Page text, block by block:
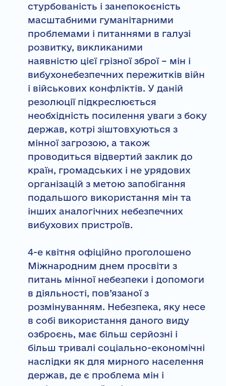
стурбованість і занепокоєність
масштабними гуманітарними
проблемами і питаннями в галузі
розвитку, викликаними
наявністю цієї грізної зброї – мін і
вибухонебезпечних пережитків війн
і військових конфліктів. У даній
резолюції підкреслюється
необхідність посилення уваги з боку
держав, котрі зіштовхуються з
мінної загрозою, а також
проводиться відвертий заклик до
країн, громадських і не урядових
організацій з метою запобігання
подальшого використання мін та
інших аналогічних небезпечних
вибухових пристроїв.
4-е квітня офіційно проголошено
Міжнародним днем просвіти з
питань мінної небезпеки і допомоги
в діяльності, пов’язаної з
розмінуванням. Небезпека, яку несе
в собі використання даного виду
озброєнь, має більш серйозні і
більш тривалі соціально-економічні
наслідки як для мирного населення
держав, де є проблема мін і